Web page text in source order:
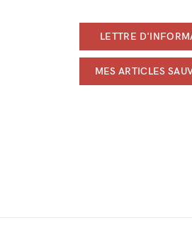
LETTRE
MES ARTICLES